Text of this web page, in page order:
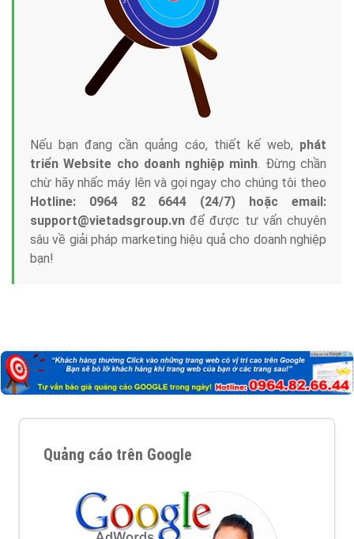
Nếu bạn đang cần quảng cáo, thiết kế web, phát
triển Website cho doanh nghiệp mình. Đừng chần
chừ hãy nhấc máy lên và gọi ngay cho chúng tôi theo
Hotline: 0964 82 6644 (24/7) hoặc email:
support@vietadsgroup.vn để được tư vấn chuyên
sâu về giải pháp marketing hiệu quả cho doanh nghiệp
bạn!
Quảng cáo trên Google